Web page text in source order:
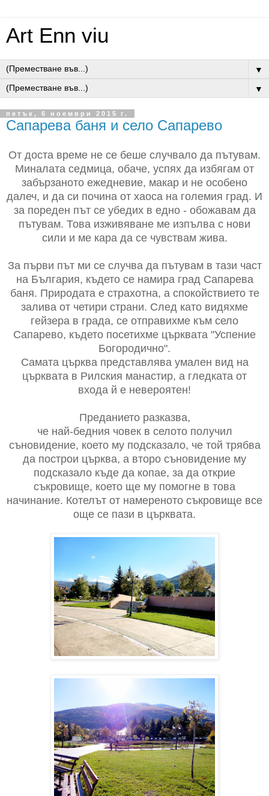
Art Enn viu
▼
▼
петък, 6 ноември 2015 г.
Сапарева баня и село Сапарево
От доста време не се беше случвало да пътувам.
Миналата седмица, обаче, успях да избягам от
забързаното ежедневие, макар и не особено
далеч, и да си почина от хаоса на големия град. И
за пореден път се убедих в едно - обожавам да
пътувам. Това изживяване ме изпълва с нови
сили и ме кара да се чувствам жива.
За първи път ми се случва да пътувам в тази част
на България, където се намира град Сапарева
баня. Природата е страхотна, а спокойствието те
залива от четири страни. След като видяхме
гейзера в града, се отправихме към село
Сапарево, където посетихме църквата "Успение
Богородично".
Самата църква представлява умален вид на
църквата в Рилския манастир, а гледката от
входа й е невероятен!
Преданието разказва,
че най-бедния човек в селото получил
съновидение, което му подсказало, че той трябва
да построи църква, а второ съновидение му
подсказало къде да копае, за да открие
съкровище, което ще му помогне в това
начинание. Котелът от намереното съкровище все
още се пази в църквата.